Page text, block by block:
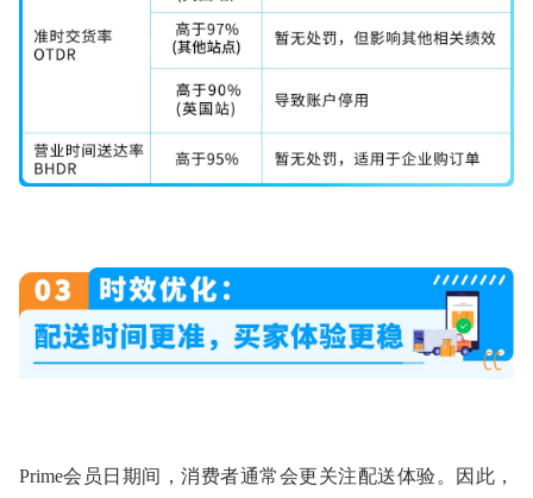
Prime会员日期间，消费者通常会更关注配送体验。因此，